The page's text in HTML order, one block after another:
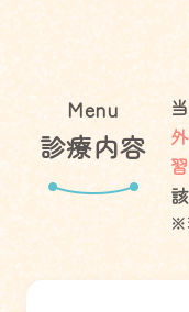
Menu
診療内容
※